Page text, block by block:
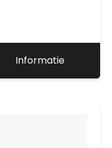
Informatie